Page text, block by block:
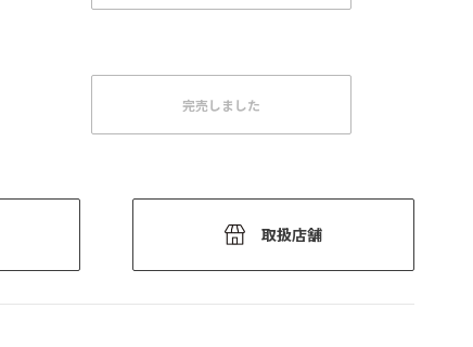
完売しました
取扱店舗